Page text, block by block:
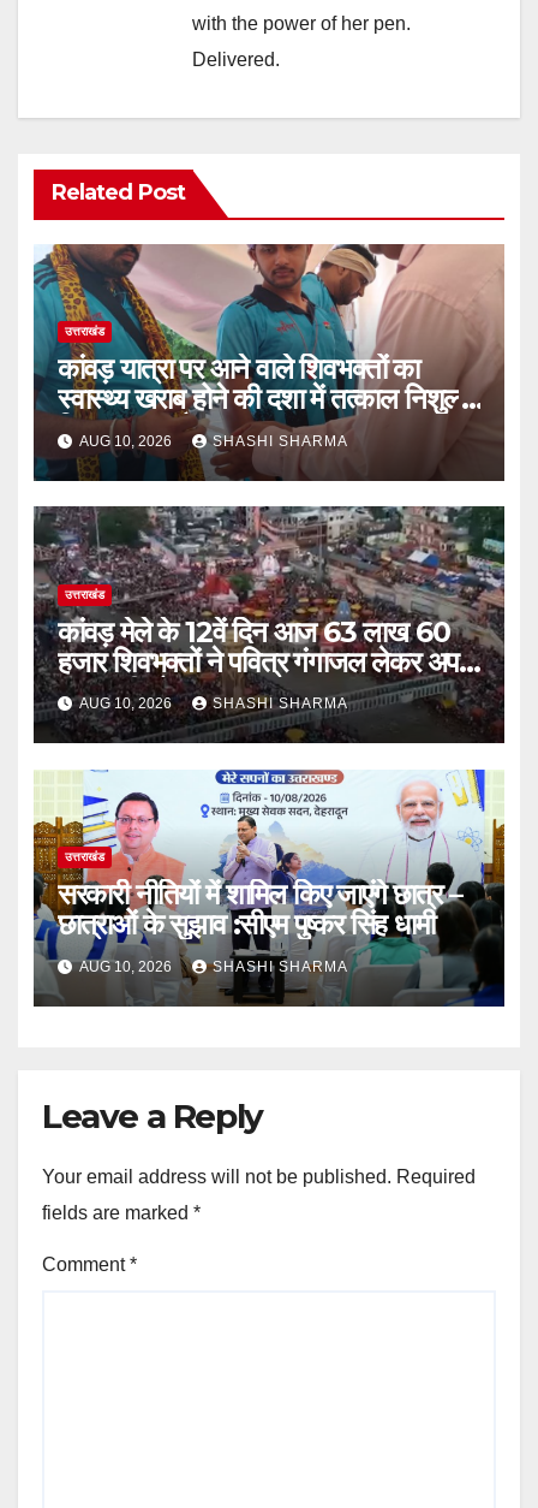
with the power of her pen.
Delivered.
Related Post
उत्तराखंड
कांवड़ यात्रा पर आने वाले शिवभक्तों का
स्वास्थ्य खराब होने की दशा में तत्काल निशुल्क
किया जा रहा है उपचार
AUG 10, 2026 SHASHI SHARMA
उत्तराखंड
कांवड़ मेले के 12वें दिन आज 63 लाख 60
हजार शिवभक्तों ने पवित्र गंगाजल लेकर अपने
गंतव्य की ओर हुए रवाना
AUG 10, 2026 SHASHI SHARMA
उत्तराखंड
सरकारी नीतियों में शामिल किए जाएंगे छात्र –
छात्राओं के सुझाव :सीएम पुष्कर सिंह धामी
AUG 10, 2026 SHASHI SHARMA
Leave a Reply
Your email address will not be published. Required
fields are marked *
Comment*